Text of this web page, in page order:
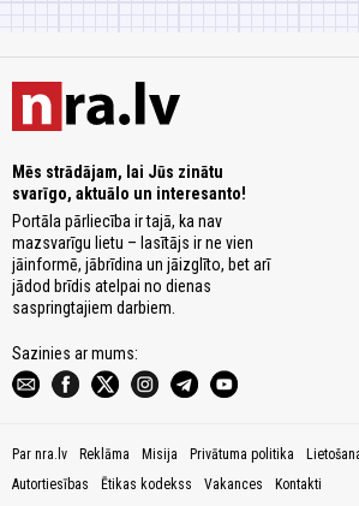
Mēs strādājam, lai Jūs zinātu
svarīgo, aktuālo un interesanto!
Portāla pārliecība ir tajā, ka nav
mazsvarīgu lietu – lasītājs ir ne vien
jāinformē, jābrīdina un jāizglīto, bet arī
jādod brīdis atelpai no dienas
saspringtajiem darbiem.
Sazinies ar mums:
Par nra.lv Reklāma Misija Privātuma politika
Autortiesības
Ētikas kodekss Vakances Kontakti